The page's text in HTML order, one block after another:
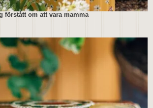
förstått om att vara mamma